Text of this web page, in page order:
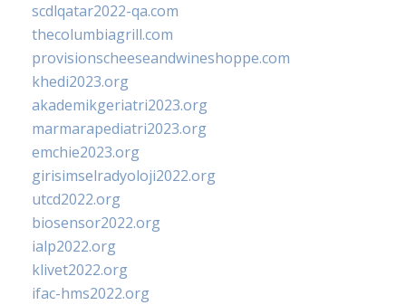
scdlqatar2022-qa.com
thecolumbiagrill.com
provisionscheeseandwineshoppe.com
khedi2023.org
akademikgeriatri2023.org
marmarapediatri2023.org
emchie2023.org
girisimselradyoloji2022.org
utcd2022.org
biosensor2022.org
ialp2022.org
klivet2022.org
ifac-hms2022.org